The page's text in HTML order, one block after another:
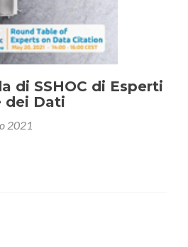
di SSHOC di Esperti
dei Dati
2021